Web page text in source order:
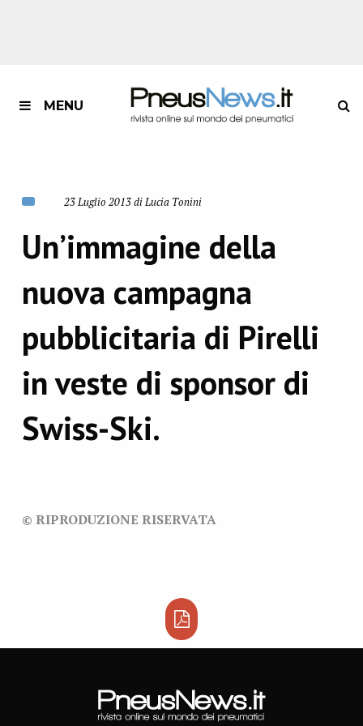
MENU
23 Luglio 2013 di Lucia Tonini
Un’immagine della
nuova campagna
pubblicitaria di Pirelli
in veste di sponsor di
Swiss-Ski.
© RIPRODUZIONE RISERVATA